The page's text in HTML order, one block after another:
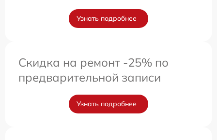
Узнать подробнее
Скидка на ремонт -25% по
предварительной записи
Узнать подробнее